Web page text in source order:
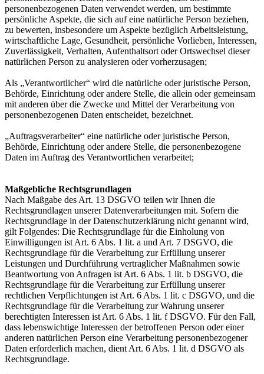
personenbezogenen Daten verwendet werden, um bestimmte
persönliche Aspekte, die sich auf eine natürliche Person beziehen,
zu bewerten, insbesondere um Aspekte bezüglich Arbeitsleistung,
wirtschaftliche Lage, Gesundheit, persönliche Vorlieben, Interessen,
Zuverlässigkeit, Verhalten, Aufenthaltsort oder Ortswechsel dieser
natürlichen Person zu analysieren oder vorherzusagen;
Als „Verantwortlicher“ wird die natürliche oder juristische Person,
Behörde, Einrichtung oder andere Stelle, die allein oder gemeinsam
mit anderen über die Zwecke und Mittel der Verarbeitung von
personenbezogenen Daten entscheidet, bezeichnet.
„Auftragsverarbeiter“ eine natürliche oder juristische Person,
Behörde, Einrichtung oder andere Stelle, die personenbezogene
Daten im Auftrag des Verantwortlichen verarbeitet;
Maßgebliche Rechtsgrundlagen
Nach Maßgabe des Art. 13 DSGVO teilen wir Ihnen die
Rechtsgrundlagen unserer Datenverarbeitungen mit. Sofern die
Rechtsgrundlage in der Datenschutzerklärung nicht genannt wird,
gilt Folgendes: Die Rechtsgrundlage für die Einholung von
Einwilligungen ist Art. 6 Abs. 1 lit. a und Art. 7 DSGVO, die
Rechtsgrundlage für die Verarbeitung zur Erfüllung unserer
Leistungen und Durchführung vertraglicher Maßnahmen sowie
Beantwortung von Anfragen ist Art. 6 Abs. 1 lit. b DSGVO, die
Rechtsgrundlage für die Verarbeitung zur Erfüllung unserer
rechtlichen Verpflichtungen ist Art. 6 Abs. 1 lit. c DSGVO, und die
Rechtsgrundlage für die Verarbeitung zur Wahrung unserer
berechtigten Interessen ist Art. 6 Abs. 1 lit. f DSGVO. Für den Fall,
dass lebenswichtige Interessen der betroffenen Person oder einer
anderen natürlichen Person eine Verarbeitung personenbezogener
Daten erforderlich machen, dient Art. 6 Abs. 1 lit. d DSGVO als
Rechtsgrundlage.